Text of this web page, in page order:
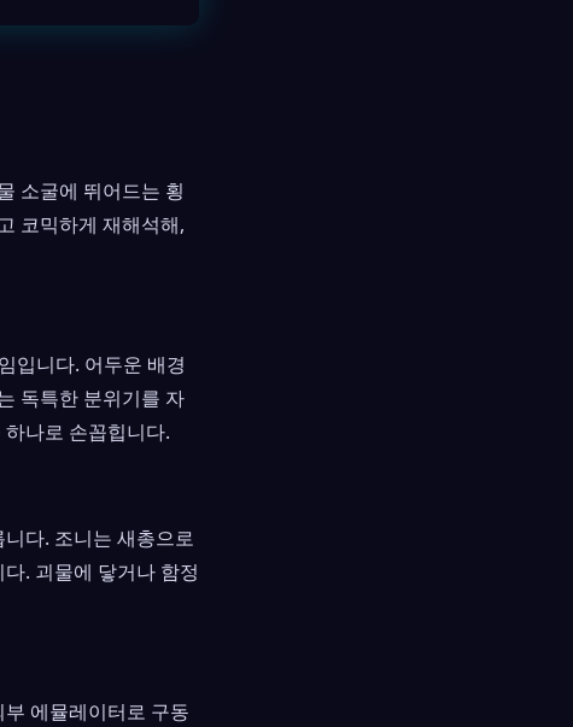
소굴에 뛰어드는 횡
코믹하게 재해석해,
입니다. 어두운 배경
독특한 분위기를 자
나로 손꼽힙니다.
다. 조니는 새총으로
. 괴물에 닿거나 함정
에뮬레이터로 구동